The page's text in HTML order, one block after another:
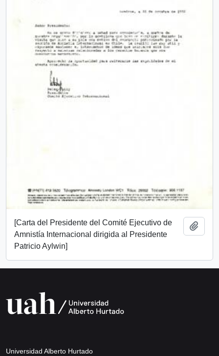
[Carta del Presidente del Comité Ejecutivo de
Amnistía Internacional dirigida al Presidente
Patricio Aylwin]
Universidad Alberto Hurtado